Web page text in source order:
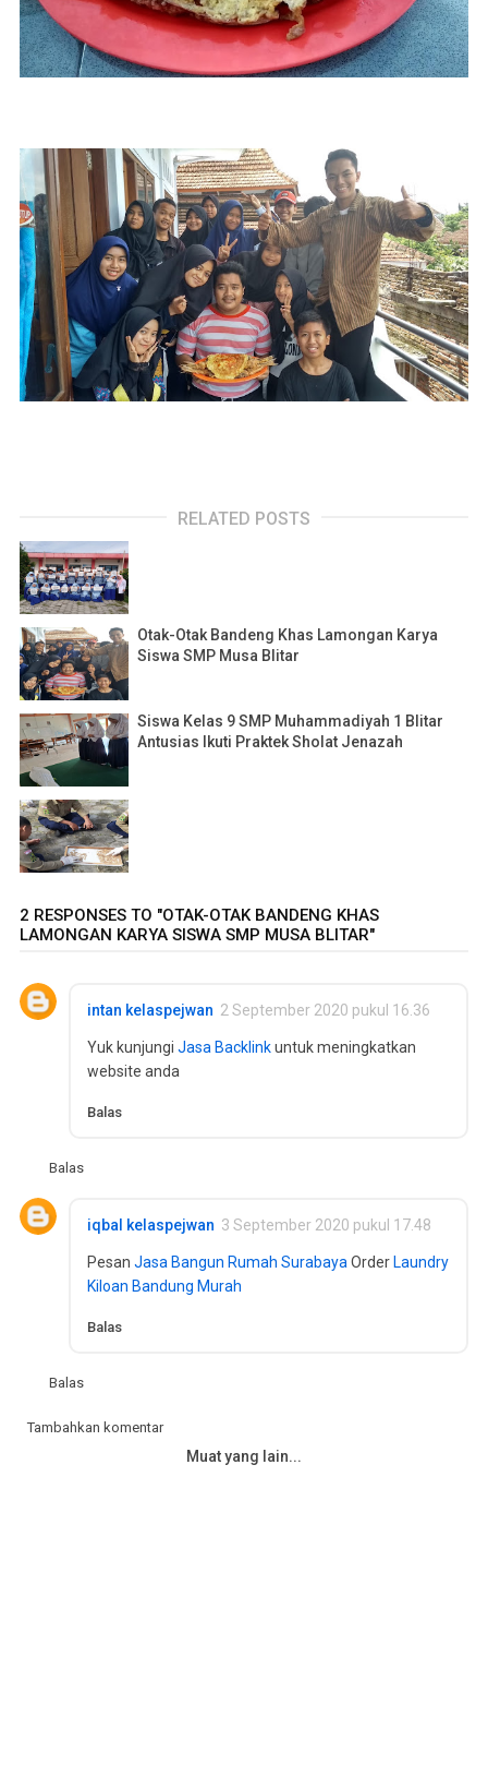
RELATED POSTS
Otak-Otak Bandeng Khas Lamongan Karya
Siswa SMP Musa Blitar
Siswa Kelas 9 SMP Muhammadiyah 1 Blitar
Antusias Ikuti Praktek Sholat Jenazah
2 RESPONSES TO "OTAK-OTAK BANDENG KHAS
LAMONGAN KARYA SISWA SMP MUSA BLITAR"
intan kelaspejwan 2 September 2020 pukul 16.36
Yuk kunjungi Jasa Backlinkuntuk meningkatkan
website anda
Balas
Balas
iqbal kelaspejwan 3 September 2020 pukul 17.48
Pesan Jasa Bangun Rumah Surabaya Order Laundry
Kiloan Bandung Murah
Balas
Balas
Tambahkan komentar
Muat yang lain...